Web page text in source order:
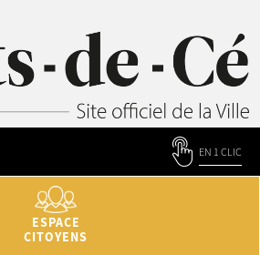
EN 1 CLIC
ESPACE
CITOYENS